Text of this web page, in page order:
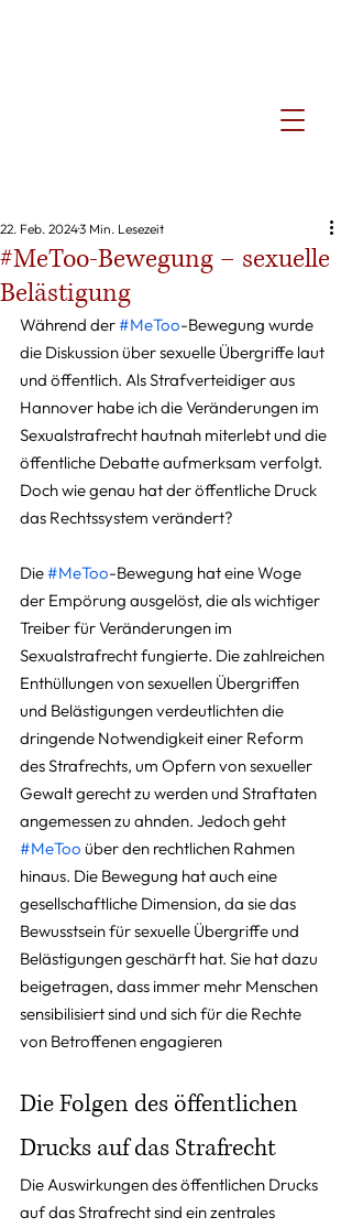
#MeToo-Bewegung – sexuelle
Belästigung
22. Feb. 20243 Min. Lesezeit
Während der #MeToo-Bewegung wurde
die Diskussion über sexuelle Übergriffe laut
und öffentlich. Als Strafverteidiger aus
Hannover habe ich die Veränderungen im
Sexualstrafrecht hautnah miterlebt und die
öffentliche Debatte aufmerksam verfolgt.
Doch wie genau hat der öffentliche Druck
das Rechtssystem verändert?
Die #MeToo-Bewegung hat eine Woge
der Empörung ausgelöst, die als wichtiger
Treiber für Veränderungen im
Sexualstrafrecht fungierte. Die zahlreichen
Enthüllungen von sexuellen Übergriffen
und Belästigungen verdeutlichten die
dringende Notwendigkeit einer Reform
des Strafrechts, um Opfern von sexueller
Gewalt gerecht zu werden und Straftaten
angemessen zu ahnden. Jedoch geht
#MeToo über den rechtlichen Rahmen
hinaus. Die Bewegung hat auch eine
gesellschaftliche Dimension, da sie das
Bewusstsein für sexuelle Übergriffe und
Belästigungen geschärft hat. Sie hat dazu
beigetragen, dass immer mehr Menschen
sensibilisiert sind und sich für die Rechte
von Betroffenen engagieren
Die Folgen des öffentlichen
Drucks auf das Strafrecht
Die Auswirkungen des öffentlichen Drucks
auf das Strafrecht sind ein zentrales